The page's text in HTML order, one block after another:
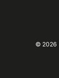
© 2026